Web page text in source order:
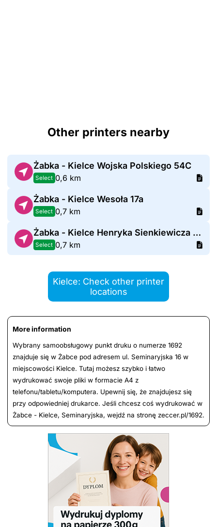
Other printers nearby
Żabka - Kielce Wojska Polskiego 54C
Select 0,6 km
Żabka - Kielce Wesoła 17a
Select 0,7 km
Żabka - Kielce Henryka Sienkiewicza 24
Select 0,7 km
Kielce: Check other printer
locations
More information
Wybrany samoobsługowy punkt druku o numerze 1692
znajduje się w Żabce pod adresem ul. Seminaryjska 16 w
miejscowości Kielce. Tutaj możesz szybko i łatwo
wydrukować swoje pliki w formacie A4 z
telefonu/tabletu/komputera. Upewnij się, że znajdujesz się
przy odpowiedniej drukarce. Jeśli chcesz coś wydrukować w
Żabce - Kielce, Seminaryjska, wejdź na stronę zeccer.pl/1692.